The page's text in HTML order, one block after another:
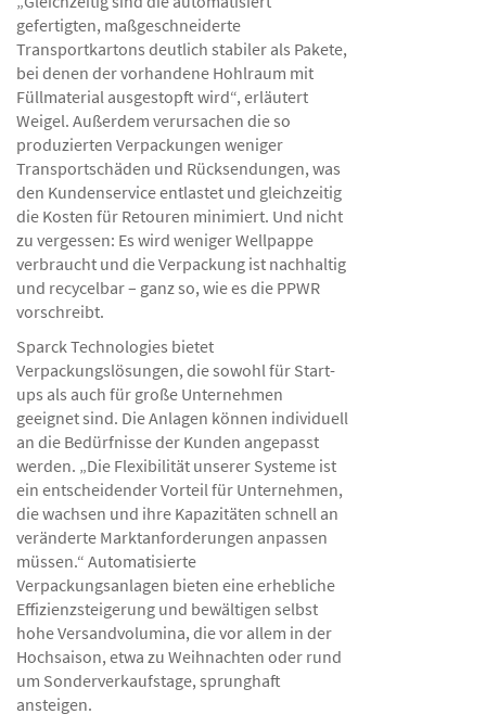
gefertigten, maßgeschneiderte
Transportkartons deutlich stabiler als Pakete,
bei denen der vorhandene Hohlraum mit
Füllmaterial ausgestopft wird“, erläutert
Weigel. Außerdem verursachen die so
produzierten Verpackungen weniger
Transportschäden und Rücksendungen, was
den Kundenservice entlastet und gleichzeitig
die Kosten für Retouren minimiert. Und nicht
zu vergessen: Es wird weniger Wellpappe
verbraucht und die Verpackung ist nachhaltig
und recycelbar – ganz so, wie es die PPWR
vorschreibt.
Sparck Technologies bietet
Verpackungslösungen, die sowohl für Start-
ups als auch für große Unternehmen
geeignet sind. Die Anlagen können individuell
an die Bedürfnisse der Kunden angepasst
werden. „Die Flexibilität unserer Systeme ist
ein entscheidender Vorteil für Unternehmen,
die wachsen und ihre Kapazitäten schnell an
veränderte Marktanforderungen anpassen
müssen.“ Automatisierte
Verpackungsanlagen bieten eine erhebliche
Effizienzsteigerung und bewältigen selbst
hohe Versandvolumina, die vor allem in der
Hochsaison, etwa zu Weihnachten oder rund
um Sonderverkaufstage, sprunghaft
ansteigen.